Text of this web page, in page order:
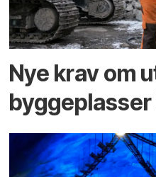
Nye krav om
byggeplasser